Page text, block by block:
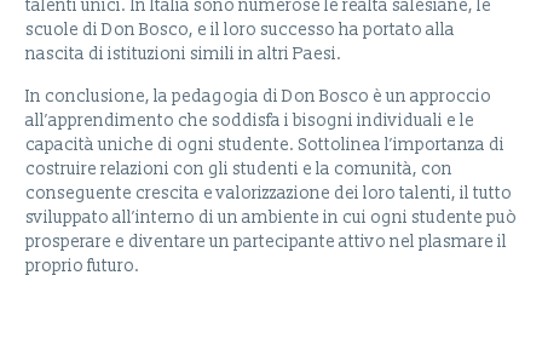
talenti unici. In Italia sono numerose le realtà salesiane, le
scuole di Don Bosco, e il loro successo ha portato alla
nascita di istituzioni simili in altri Paesi.
In conclusione, la pedagogia di Don Bosco è un approccio
all’apprendimento che soddisfa i bisogni individuali e le
capacità uniche di ogni studente. Sottolinea l’importanza di
costruire relazioni con gli studenti e la comunità, con
conseguente crescita e valorizzazione dei loro talenti, il tutto
sviluppato all’interno di un ambiente in cui ogni studente può
prosperare e diventare un partecipante attivo nel plasmare il
proprio futuro.